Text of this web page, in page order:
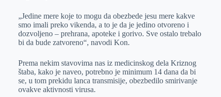
„Jedine mere koje to mogu da obezbede jesu mere kakve
smo imali preko vikenda, a to je da je jedino otvoreno i
dozvoljeno – prehrana, apoteke i gorivo. Sve ostalo trebalo
bi da bude zatvoreno“, navodi Kon.
Prema nekim stavovima nas iz medicinskog dela Kriznog
štaba, kako je naveo, potrebno je minimum 14 dana da bi
se, u tom prekidu lanca transmisije, obezbedilo smirivanje
ovakve aktivnosti virusa.